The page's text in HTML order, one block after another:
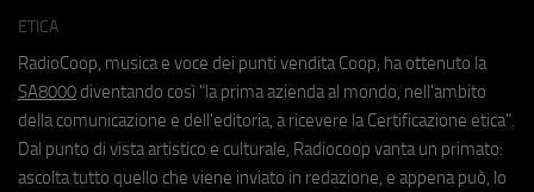
ETICA
RadioCoop, musica e voce dei punti vendita Coop, ha ottenuto la
SA8000 diventando così "la prima azienda al mondo, nell'ambito
della comunicazione e dell'editoria, a ricevere la Certificazione etica".
Dal punto di vista artistico e culturale, Radiocoop vanta un primato:
ascolta tutto quello che viene inviato in redazione, e appena può, lo